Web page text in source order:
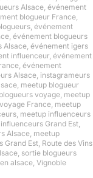
Alsace, événement
blogueur France,
, événement
, événement blogueurs
Alsace, événement igers
influenceur, événement
, événement
Alsace, instagrameurs
, meetup blogueur
voyage, meetup
France, meetup
, meetup influenceurs
Grand Est,
Alsace, meetup
Grand Est, Route des Vins
, sortie blogueurs
alsace, Vignoble